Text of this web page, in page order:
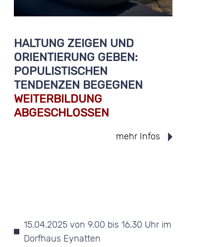
HALTUNG ZEIGEN UND
ORIENTIERUNG GEBEN:
POPULISTISCHEN
TENDENZEN BEGEGNEN
WEITERBILDUNG
ABGESCHLOSSEN
mehr Infos
15.04.2025 von 9.00 bis 16.30 Uhr im
Dorfhaus Eynatten